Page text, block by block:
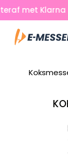
Skip
to
content
met Klarna
Menu